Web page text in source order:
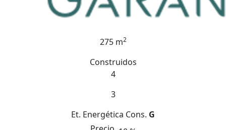
275 m2
Construidos
4
3
Et. Energética Cons. G